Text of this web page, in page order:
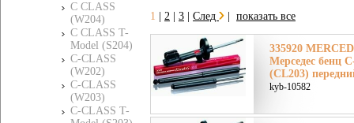
C CLASS
(W204)
C CLASS T-
Model (S204)
C-CLASS
(W202)
C-CLASS
(W203)
C-CLASS T-
1 2 3 След показать все
335920
Мерседес бенц
(CL203)
kyb-10582